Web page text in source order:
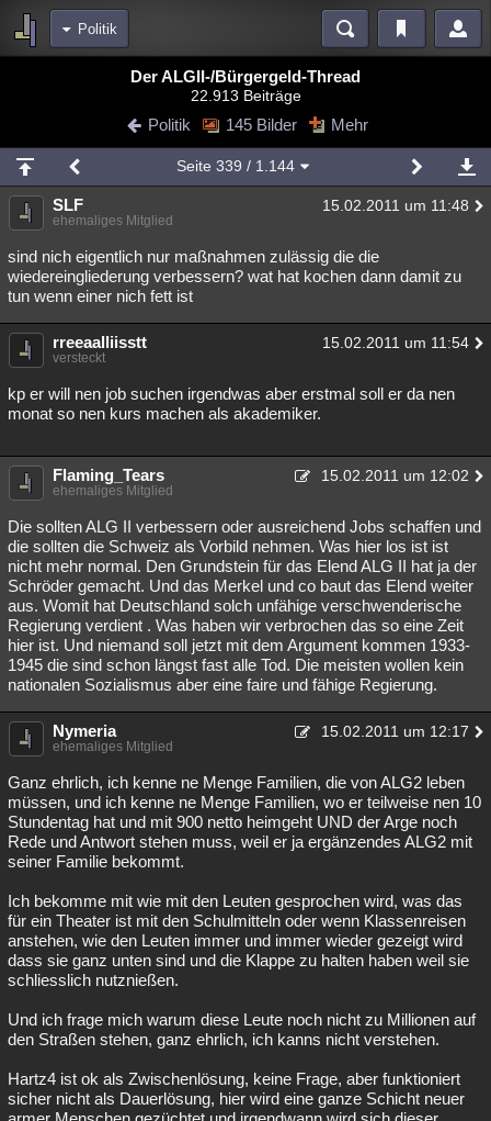
Politik
Diskussionen Blogs Videos
Chat Wiki Neuigkeiten
meine Rubriken
Menschen Mystery Kriminalfälle
Spiritualität Verschwörungen Technologie Ufologie
Natur Umfragen Unterhaltung
weitere Rubriken
Philosophie
Astronomie Helpdesk Gruppen
Übersichten
Lesenswert Schlüsselwörter
Der ALGII-/Bürgergeld-Thread
22.913 Beiträge
Politik 145 Bilder Mehr
Seite 339 / 1.144
SLF 15.02.2011 um 11:48
ehemaliges Mitglied
sind nich eigentlich nur maßnahmen zulässig die die
wiedereingliederung verbessern? wat hat kochen dann damit zu
tun wenn einer nich fett ist
rreeaalliisstt 15.02.2011 um 11:54
versteckt
kp er will nen job suchen irgendwas aber erstmal soll er da nen
monat so nen kurs machen als akademiker.
Flaming_Tears 15.02.2011 um 12:02
ehemaliges Mitglied
Die sollten ALG II verbessern oder ausreichend Jobs schaffen und
die sollten die Schweiz als Vorbild nehmen. Was hier los ist ist
nicht mehr normal. Den Grundstein für das Elend ALG II hat ja der
Schröder gemacht. Und das Merkel und co baut das Elend weiter
aus. Womit hat Deutschland solch unfähige verschwenderische
Regierung verdient . Was haben wir verbrochen das so eine Zeit
hier ist. Und niemand soll jetzt mit dem Argument kommen 1933-
1945 die sind schon längst fast alle Tod. Die meisten wollen kein
nationalen Sozialismus aber eine faire und fähige Regierung.
Nymeria 15.02.2011 um 12:17
ehemaliges Mitglied
Ganz ehrlich, ich kenne ne Menge Familien, die von ALG2 leben
müssen, und ich kenne ne Menge Familien, wo er teilweise nen 10
Stundentag hat und mit 900 netto heimgeht UND der Arge noch
Rede und Antwort stehen muss, weil er ja ergänzendes ALG2 mit
seiner Familie bekommt.
Ich bekomme mit wie mit den Leuten gesprochen wird, was das
für ein Theater ist mit den Schulmitteln oder wenn Klassenreisen
anstehen, wie den Leuten immer und immer wieder gezeigt wird
dass sie ganz unten sind und die Klappe zu halten haben weil sie
schliesslich nutznießen.
Und ich frage mich warum diese Leute noch nicht zu Millionen auf
den Straßen stehen, ganz ehrlich, ich kanns nicht verstehen.
Hartz4 ist ok als Zwischenlösung, keine Frage, aber funktioniert
sicher nicht als Dauerlösung, hier wird eine ganze Schicht neuer